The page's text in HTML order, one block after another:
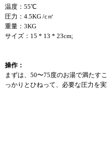
温度：55℃
圧力：4.5KG /c㎡
重量：3KG
サイズ：15 * 13 * 23cm;
操作：
まずは、50〜75度のお湯で満たす
っかりとひねって、必要な圧力を実